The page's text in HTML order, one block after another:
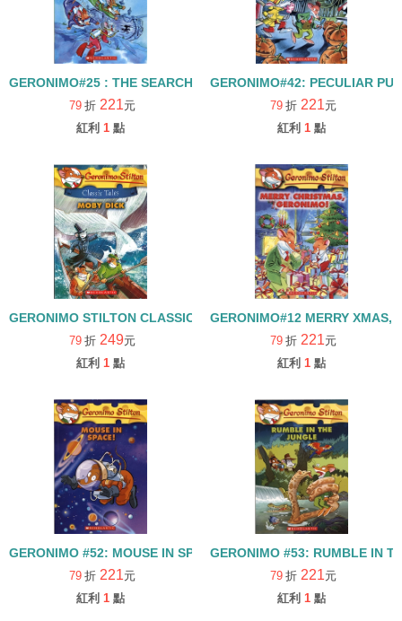
GERONIMO#25 : THE SEARCH FOR SUNKEN TREASURE
79 折 221元
紅利 1 點
GERONIMO#42: PECULIAR
79 折 221元
紅利 1 點
GERONIMO STILTON CLASSIC TALES #06 MOBY DICK
79 折 249元
紅利 1 點
GERONIMO#12 MERRY XMAS,
79 折 221元
紅利 1 點
GERONIMO #52: MOUSE IN SPACE!
79 折 221元
紅利 1 點
GERONIMO #53: RUMBLE IN
79 折 221元
紅利 1 點